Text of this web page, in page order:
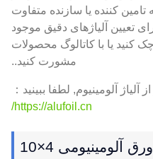
به تامین کننده یا سازنده متفاوت
تعیین آلیاژهای دقیق موجود
چک کنید یا با کاتالوگ محصولات
مشورت کنید..
آلومینیوم, لطفا ببینید：
https://alufoil.cn/
4×10